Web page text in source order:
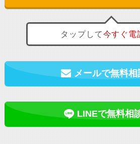
タップして今すぐ電
メールで無料相
LINEで無料相